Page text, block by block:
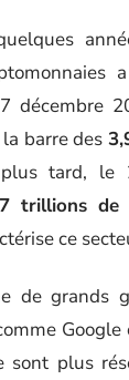
décembre
barre des
plus tard, le
trillions de
ce
de grands
sont plus